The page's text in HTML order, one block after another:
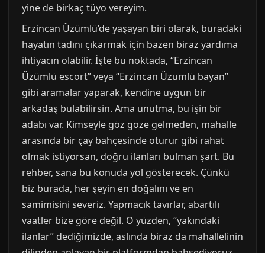
yine de birkaç tüyo vereyim.
Erzincan Üzümlü’de yaşayan biri olarak, buradaki
hayatın tadını çıkarmak için bazen biraz yardıma
ihtiyacın olabilir. İşte bu noktada, “Erzincan
Üzümlü escort” veya “Erzincan Üzümlü bayan”
gibi aramalar yaparak, kendine uygun bir
arkadaş bulabilirsin. Ama unutma, bu işin bir
adabı var. Kimseyle göz göze gelmeden, mahalle
arasında bir çay bahçesinde oturur gibi rahat
olmak istiyorsan, doğru ilanları bulman şart. Bu
rehber, sana bu konuda yol gösterecek. Çünkü
biz burada, her şeyin en doğalını ve en
samimisini severiz. Yapmacık tavırlar, abartılı
vaatler bize göre değil. O yüzden, “yakındaki
ilanlar” dediğimizde, aslında biraz da mahallelinin